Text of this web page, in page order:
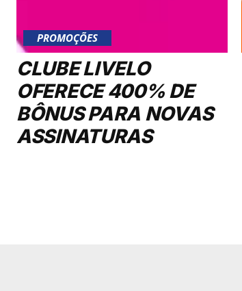
PROMOÇÕES
CLUBE LIVELO
OFERECE 400% DE
BÔNUS PARA NOVAS
ASSINATURAS